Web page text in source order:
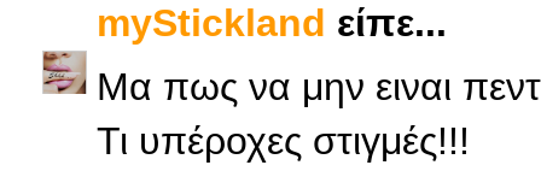
myStickland είπε...
Μα πως να μην ειναι
Τι υπέροχες στιγμές!!!